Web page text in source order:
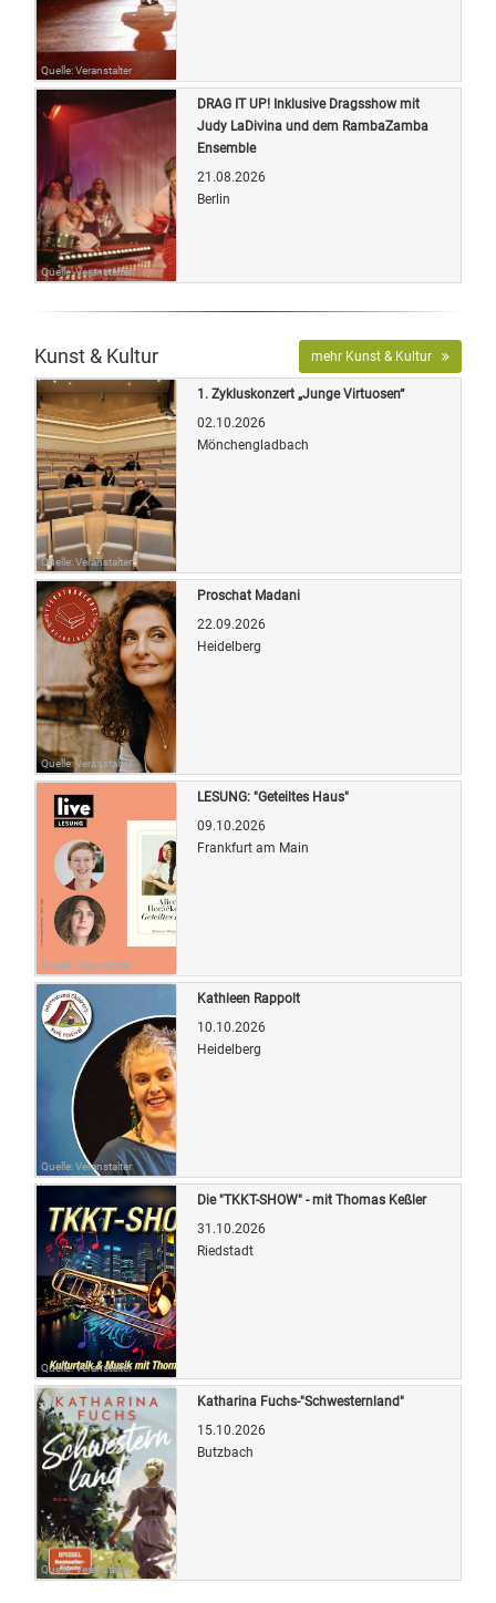
Quelle: Veranstalter
Quelle: Veranstalter
DRAG IT UP! Inklusive Dragsshow mit
Judy LaDivina und dem RambaZamba
Ensemble
21.08.2026
Berlin
Kunst & Kultur mehr Kunst & Kultur
Quelle: Veranstalter
1. Zykluskonzert „Junge Virtuosen“
02.10.2026
Mönchengladbach
Quelle: Veranstalter
Proschat Madani
22.09.2026
Heidelberg
Quelle: Veranstalter
LESUNG: "Geteiltes Haus"
09.10.2026
Frankfurt am Main
Quelle: Veranstalter
Kathleen Rappolt
10.10.2026
Heidelberg
Quelle: Veranstalter
Die "TKKT-SHOW" - mit Thomas Keßler
31.10.2026
Riedstadt
Quelle: Veranstalter
Katharina Fuchs-"Schwesternland"
15.10.2026
Butzbach